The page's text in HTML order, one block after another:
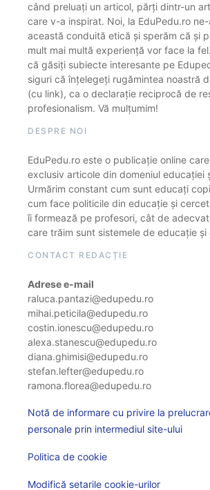
când preluați un articol, părți dintr-un
care v-a inspirat. Noi, la EduPedu.ro
această conduită etică și sperăm că și
mult mai multă experiență vor face la
că găsiți subiecte interesante pe
siguri că înțelegeți rugămintea noastră
(cu link), ca o declarație reciprocă de
profesionalism. Vă mulțumim!
DESPRE NOI
EduPedu.ro este o publicație online
exclusiv articole din domeniul educației
Urmărim constant cum sunt educați
cum face politicile din educație și
îi formează pe profesori, cât de
care trăim sunt sistemele de educație și
CONTACT REDACȚIE
Adrese e-mail
raluca.pantazi@edupedu.ro
mihai.peticila@edupedu.ro
costin.ionescu@edupedu.ro
alexa.stanescu@edupedu.ro
diana.ghimisi@edupedu.ro
stefan.lefter@edupedu.ro
ramona.florea@edupedu.ro
Notă de informare cu privire la
personale prin intermediul site-ului
Politica de cookie
Modifică setarile cookie-urilor